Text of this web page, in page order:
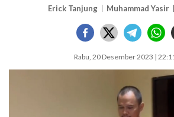
Erick Tanjung Muhammad Yasir
Rabu, 20 Desember 2023 |